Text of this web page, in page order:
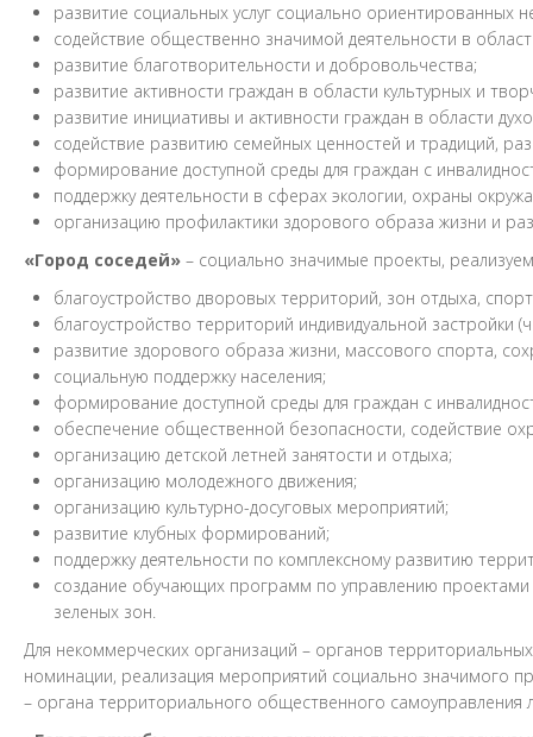
развитие социальных услуг социально ориентированных
содействие общественно значимой деятельности в
развитие благотворительности и добровольчества;
развитие активности граждан в области культурных и
развитие инициативы и активности граждан в области
содействие развитию семейных ценностей и традиций,
формирование доступной среды для граждан с
поддержку деятельности в сферах экологии, охраны
организацию профилактики здорового образа жизни и
«Город соседей» – социально значимые проекты,
благоустройство дворовых территорий, зон отдыха,
благоустройство территорий индивидуальной застройки
развитие здорового образа жизни, массового спорта,
социальную поддержку населения;
формирование доступной среды для граждан с
обеспечение общественной безопасности, содействие
организацию детской летней занятости и отдыха;
организацию молодежного движения;
организацию культурно-досуговых мероприятий;
развитие клубных формирований;
поддержку деятельности по комплексному развитию
создание обучающих программ по управлению
зеленых зон.
Для некоммерческих организаций – органов
номинации, реализация мероприятий социально значимого
– органа территориального общественного самоуправления